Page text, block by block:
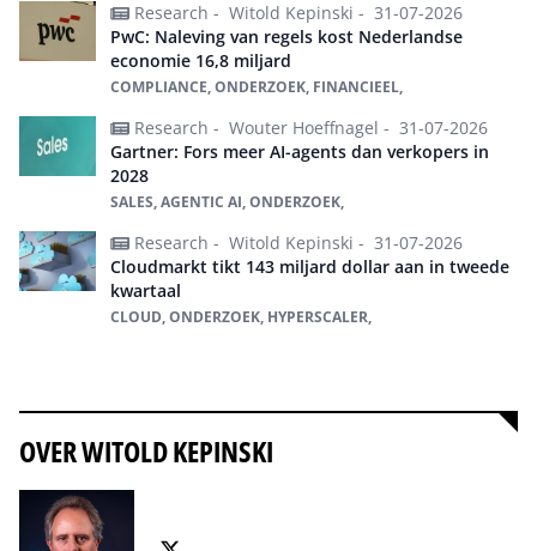
Research - Witold Kepinski - 31-07-2026
PwC: Naleving van regels kost Nederlandse
economie 16,8 miljard
COMPLIANCE, ONDERZOEK, FINANCIEEL,
Research - Wouter Hoeffnagel - 31-07-2026
Gartner: Fors meer AI-agents dan verkopers in
2028
SALES, AGENTIC AI, ONDERZOEK,
Research - Witold Kepinski - 31-07-2026
Cloudmarkt tikt 143 miljard dollar aan in tweede
kwartaal
CLOUD, ONDERZOEK, HYPERSCALER,
OVER WITOLD KEPINSKI